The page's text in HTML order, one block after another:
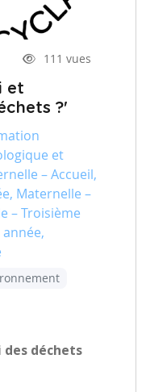
111 vues
et
?'
et
– Accueil,
Maternelle –
– Troisième
déchets